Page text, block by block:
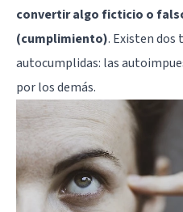
convertir algo ficticio o
(cumplimiento). Existen dos
autocumplidas: las
por los demás.